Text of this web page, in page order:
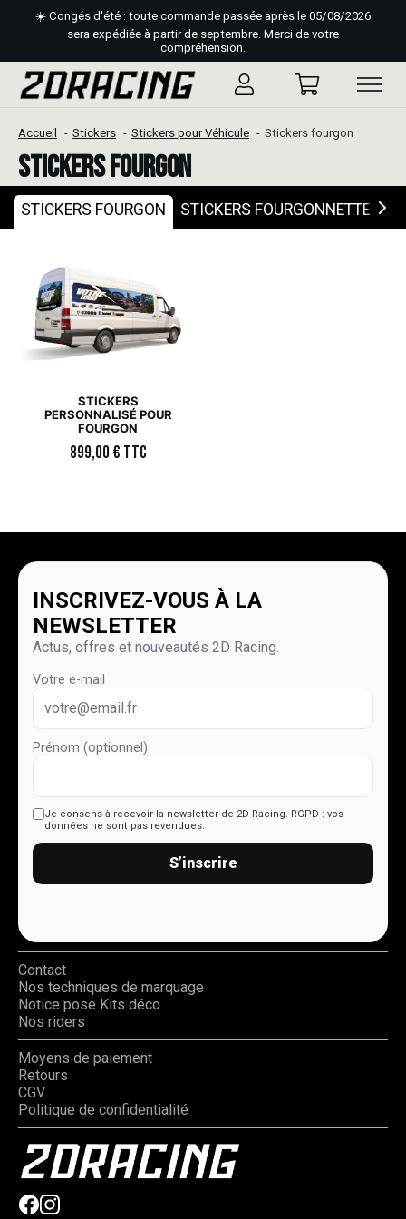
☀️ Congés d'été : toute commande passée après le 05/08/2026
sera expédiée à partir de septembre. Merci de votre
compréhension.
Accueil Stickers Stickers pour Véhicule Stickers fourgon
Stickers fourgon
STICKERS FOURGON STICKERS FOURGONNETTE
STICKERS
PERSONNALISÉ POUR
FOURGON
899,00€ TTC
INSCRIVEZ-VOUS À LA
NEWSLETTER
Actus, offres et nouveautés 2D Racing.
Votre e-mail
Prénom (optionnel)
Je consens à recevoir la newsletter de 2D Racing. RGPD : vos
données ne sont pas revendues.
S’inscrire
Contact
Nos techniques de marquage
Notice pose Kits déco
Nos riders
Moyens de paiement
Retours
CGV
Politique de confidentialité